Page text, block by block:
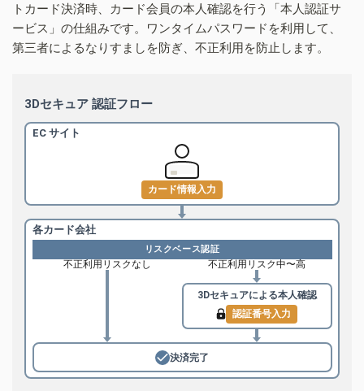
トカード決済時、カード会員の本人確認を行う「本人認証サ
ービス」の仕組みです。ワンタイムパスワードを利用して、
第三者によるなりすましを防ぎ、不正利用を防止します。
3Dセキュア 認証フロー
EC サイト
カード情報入力
各カード会社
リスクベース認証
不正利用リスクなし 不正利用リスク中〜高
3Dセキュアによる本人確認
認証番号入力
決済完了